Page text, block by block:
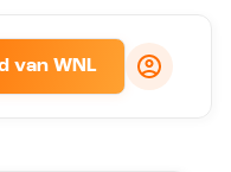
van WNL